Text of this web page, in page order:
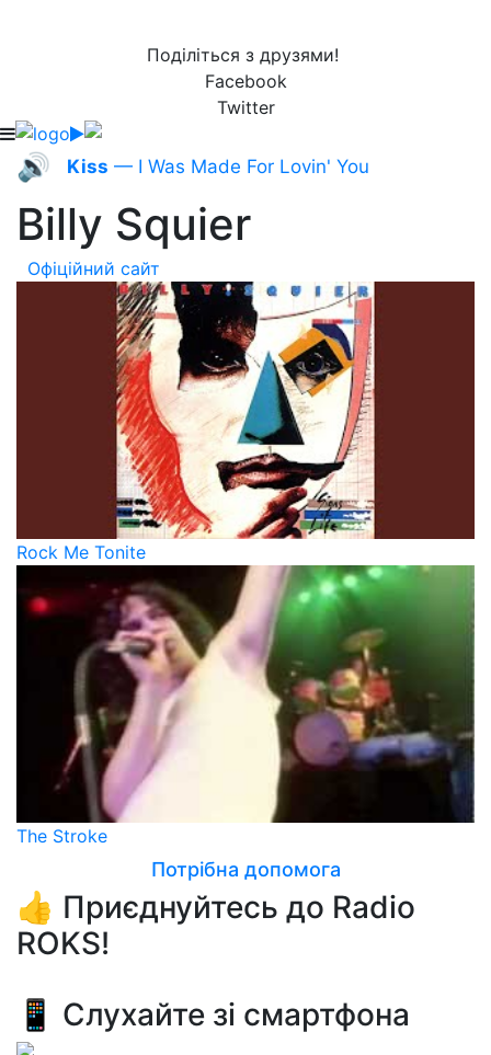
Поділіться з друзями!
Facebook
Twitter
🔊 Kiss — I Was Made For Lovin' You
Billy Squier
Офіційний сайт
Rock Me Tonite
The Stroke
Потрібна допомога
👍 Приєднуйтесь до Radio
ROKS!
📱 Слухайте зі смартфона